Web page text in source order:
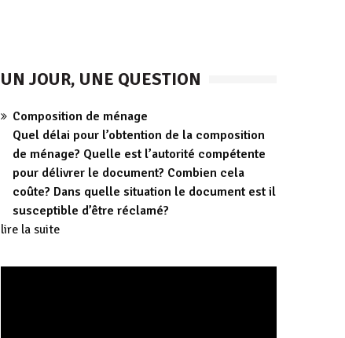
UN JOUR, UNE QUESTION
Composition de ménage
Quel délai pour l’obtention de la composition
de ménage? Quelle est l’autorité compétente
pour délivrer le document? Combien cela
coûte? Dans quelle situation le document est il
susceptible d’être réclamé?
lire la suite